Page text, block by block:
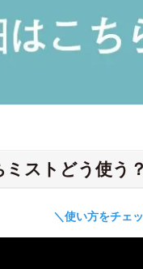
ミストどう使う？
＼使い方をチェ